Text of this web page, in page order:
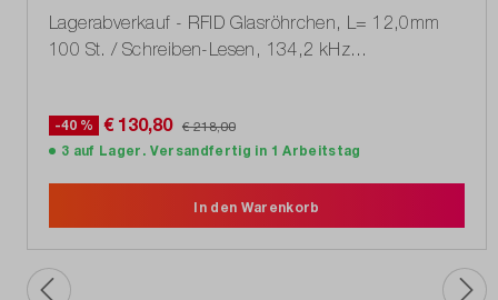
Lagerabverkauf - RFID Glasröhrchen, L= 12,0mm
100 St. / Schreiben-Lesen, 134,2 kHz
-40 % € 130,80 € 218,00
3 auf Lager. Versandfertig in 1 Arbeitstag
In den Warenkorb